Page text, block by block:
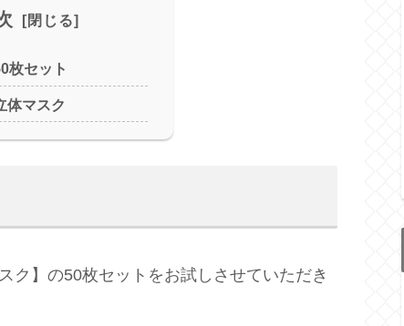
枚セット
体マスク
ク】の50枚セットをお試しさせていただき